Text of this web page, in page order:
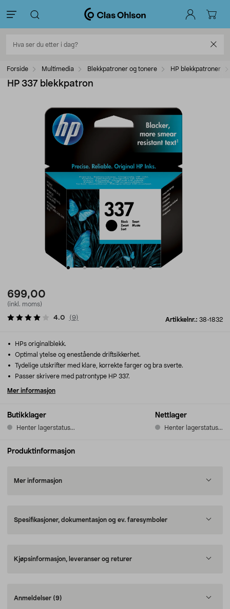
Forside Multimedia Blekkpatroner og tonere HP blekkpatroner
HP 337 blekkpatron
699,00
(inkl. moms)
Artikkelnr.: 38-1832
4.0 (9)
Butikklager
Henter lagerstatus...
Nettlager
Henter lagerstatus...
HPs originalblekk.
Optimal ytelse og enestående driftsikkerhet.
Tydelige utskrifter med klare, korrekte farger og bra sverte.
Passer skrivere med patrontype HP 337.
Mer informasjon
Produktinformasjon
Mer informasjon
Spesifikasjoner, dokumentasjon og ev. faresymboler
Kjøpsinformasjon, leveranser og returer
Anmeldelser (9)